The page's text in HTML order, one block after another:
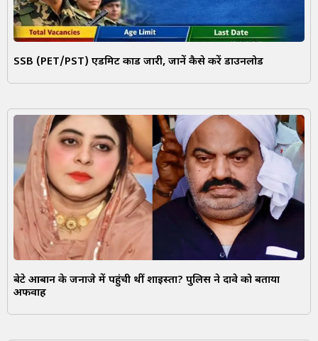
SSB (PET/PST) एडमिट कार्ड जारी, जानें कैसे करें डाउनलोड
बेटे आबान के जनाजे में पहुंची थीं शाइस्ता? पुलिस ने दावे को बताया
अफवाह